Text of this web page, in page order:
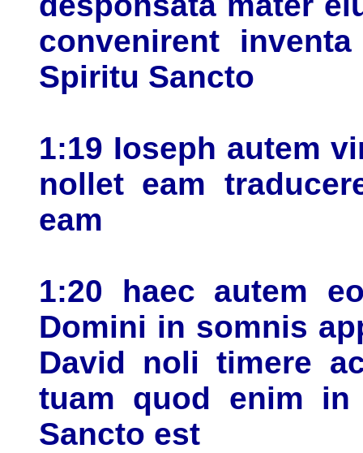
convenirent
Spiritu Sancto
1:19 Ioseph autem
nollet eam
eam
1:20 haec autem
Domini in somnis
David noli timere
tuam quod enim
Sancto est